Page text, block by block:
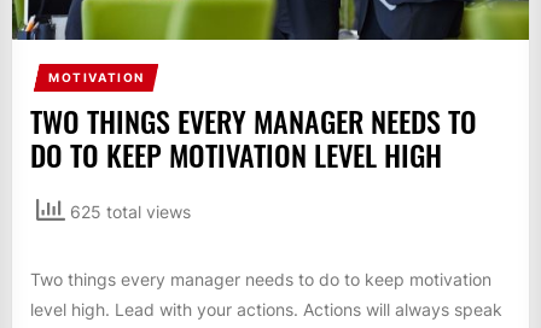
SHOWS
MOTIVATION
TWO THINGS EVERY MANAGER NEEDS TO
DO TO KEEP MOTIVATION LEVEL HIGH
625 total views
Two things every manager needs to do to keep motivation
level high. Lead with your actions. Actions will always speak